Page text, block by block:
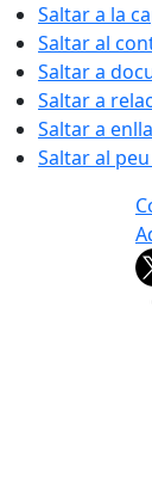
Saltar a la
Saltar al
Saltar a
Saltar a
Saltar a
Saltar al